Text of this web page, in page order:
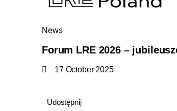
News
Forum LRE 2026 –
17 October 2025
Udostępnij